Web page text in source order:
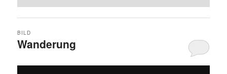
Wanderung
BILD